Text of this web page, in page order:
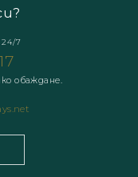
7
обаждане.